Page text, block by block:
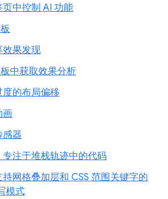
中控制 AI 功能
效果发现
中获取效果分析
的布局偏移
画
感器
注于堆栈轨迹中的代码
网格叠加层和 CSS 范围关键字的
模式